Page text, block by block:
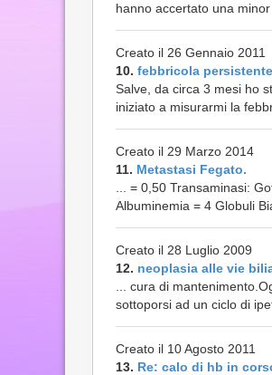
hanno accertato una
Creato il 26 Gennaio 2011
10. febbricola
Salve, da circa 3 mesi ho
iniziato a misurarmi la
Creato il 29 Marzo 2014
11. Metastasi Fegato.
... = 0,50 Transaminasi:
Albuminemia = 4 Globuli
Creato il 28 Luglio 2009
12. neoplasia alle vie
... cura di
sottoporsi ad un ciclo di
Creato il 10 Agosto 2011
13. Re: calo di hb in